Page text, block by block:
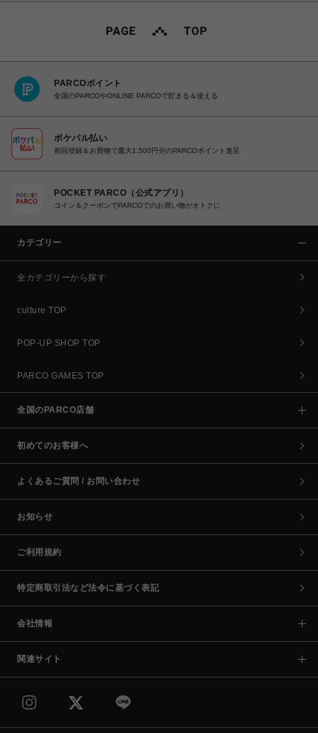
PARCOポイント
全国のPARCOやONLINE PARCOで貯まる＆使える
ポケパル払い
初回登録＆お買物で最大1,500円分のPARCOポイント進呈
POCKET PARCO（公式アプリ）
コイン＆クーポンでPARCOでのお買い物がオトクに
カテゴリー
全カテゴリーから探す
culture TOP
POP-UP SHOP TOP
PARCO GAMES TOP
全国のPARCO店舗
初めてのお客様へ
よくあるご質問 / お問い合わせ
お知らせ
ご利用規約
特定商取引法など法令に基づく表記
会社情報
関連サイト